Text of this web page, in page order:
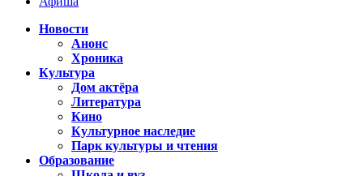
Новости
Анонс
Хроника
Культура
Дом актёра
Литература
Кино
Культурное наследие
Парк культуры и чтения
Образование